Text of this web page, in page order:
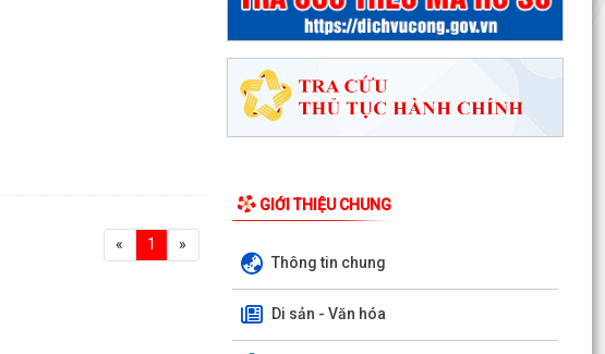
« 1 »
GIỚI THIỆU CHUNG
Thông tin chung
Di sản - Văn hóa